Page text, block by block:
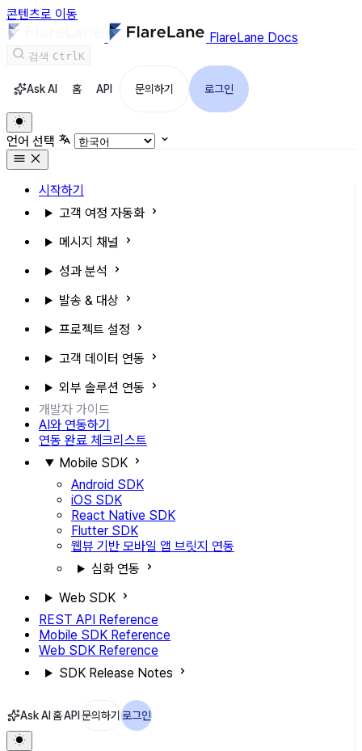
콘텐츠로 이동
FlareLane Docs
검색 CtrlK
Ask AI 홈 API 문의하기 로그인
언어 선택
시작하기
고객 여정 자동화
메시지 채널
성과 분석
발송 & 대상
프로젝트 설정
고객 데이터 연동
외부 솔루션 연동
개발자 가이드
AI와 연동하기
연동 완료 체크리스트
Mobile SDK
Android SDK
iOS SDK
React Native SDK
Flutter SDK
웹뷰 기반 모바일 앱 브릿지 연동
심화 연동
Web SDK
REST API Reference
Mobile SDK Reference
Web SDK Reference
SDK Release Notes
Ask AI 홈API 문의하기 로그인